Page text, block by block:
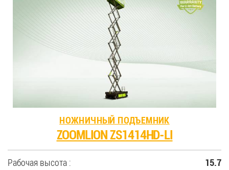
НОЖНИЧНЫЙ ПОДЪЕМНИК
ZOOMLION ZS1414HD-LI
Рабочая высота : 15.7